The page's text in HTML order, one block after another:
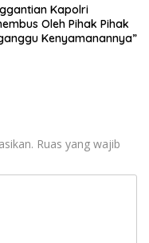
Kapolri
Oleh Pihak Pihak
Kenyamanannya”
Ruas yang wajib